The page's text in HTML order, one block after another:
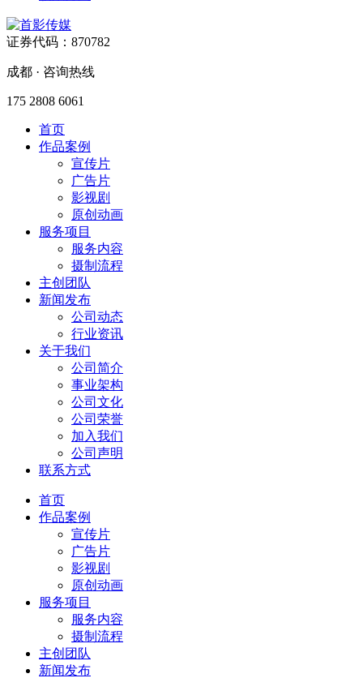
证券代码：870782
成都 · 咨询热线
175 2808 6061
首页
作品案例
宣传片
广告片
影视剧
原创动画
服务项目
服务内容
摄制流程
主创团队
新闻发布
公司动态
行业资讯
关于我们
公司简介
事业架构
公司文化
公司荣誉
加入我们
公司声明
联系方式
首页
作品案例
宣传片
广告片
影视剧
原创动画
服务项目
服务内容
摄制流程
主创团队
新闻发布